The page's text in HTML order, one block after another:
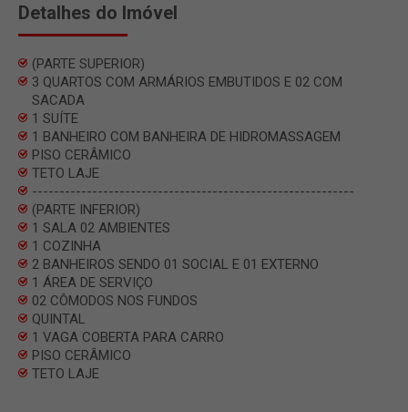
Detalhes do Imóvel
(PARTE SUPERIOR)
3 QUARTOS COM ARMÁRIOS EMBUTIDOS E 02 COM
SACADA
1 SUÍTE
1 BANHEIRO COM BANHEIRA DE HIDROMASSAGEM
PISO CERÂMICO
TETO LAJE
-----------------------------------------------------------
(PARTE INFERIOR)
1 SALA 02 AMBIENTES
1 COZINHA
2 BANHEIROS SENDO 01 SOCIAL E 01 EXTERNO
1 ÁREA DE SERVIÇO
02 CÔMODOS NOS FUNDOS
QUINTAL
1 VAGA COBERTA PARA CARRO
PISO CERÂMICO
TETO LAJE